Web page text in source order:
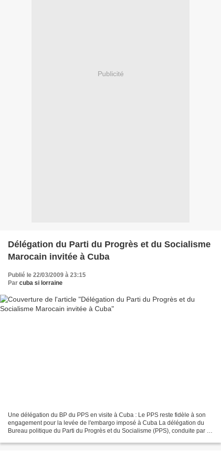
Publicité
Délégation du Parti du Progrès et du Socialisme
Marocain invitée à Cuba
Publié le 22/03/2009 à 23:15
Par cuba si lorraine
Une délégation du BP du PPS en visite à Cuba : Le PPS reste fidèle à son
engagement pour la levée de l'embargo imposé à Cuba La délégation du
Bureau politique du Parti du Progrès et du Socialisme (PPS), conduite par le